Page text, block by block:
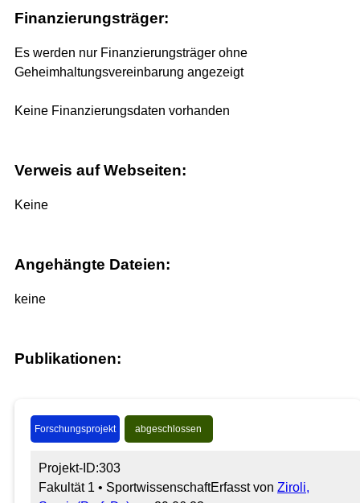
Finanzierungsträger:
Es werden nur Finanzierungsträger ohne
Geheimhaltungsvereinbarung angezeigt
Keine Finanzierungsdaten vorhanden
Verweis auf Webseiten:
Keine
Angehängte Dateien:
keine
Publikationen:
Forschungsprojekt abgeschlossen
Projekt-ID:303
Fakultät 1 • SportwissenschaftErfasst von Ziroli,